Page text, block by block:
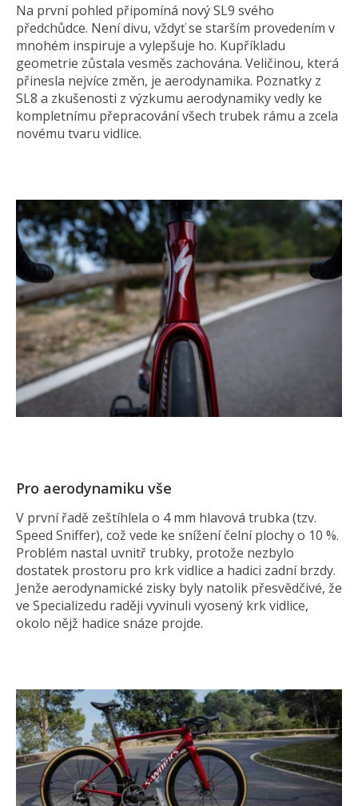
Na první pohled připomíná nový SL9 svého
předchůdce. Není divu, vždyť se starším provedením v
mnohém inspiruje a vylepšuje ho. Kupříkladu
geometrie zůstala vesměs zachována. Veličinou, která
přinesla nejvíce změn, je aerodynamika. Poznatky z
SL8 a zkušenosti z výzkumu aerodynamiky vedly ke
kompletnímu přepracování všech trubek rámu a zcela
novému tvaru vidlice.
Pro aerodynamiku vše
V první řadě zeštíhlela o 4 mm hlavová trubka (tzv.
Speed Sniffer), což vede ke snížení čelní plochy o 10 %.
Problém nastal uvnitř trubky, protože nezbylo
dostatek prostoru pro krk vidlice a hadici zadní brzdy.
Jenže aerodynamické zisky byly natolik přesvědčivé, že
ve Specializedu raději vyvinuli vyosený krk vidlice,
okolo nějž hadice snáze projde.